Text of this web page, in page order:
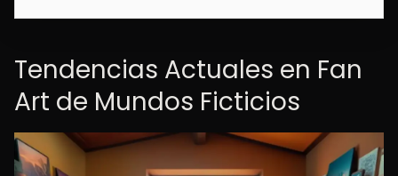
Tendencias Actuales en Fan
Art de Mundos Ficticios